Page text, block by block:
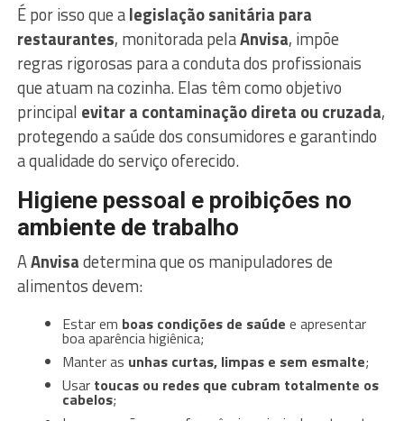
É por isso que alegislação sanitária para
restaurantes, monitorada pelaAnvisa, impõe
regras rigorosas para a conduta dos profissionais
que atuam na cozinha. Elas têm como objetivo
principal evitar a contaminação direta ou cruzada,
protegendo a saúde dos consumidores e garantindo
a qualidade do serviço oferecido.
Higiene pessoal e proibições no
ambiente de trabalho
AAnvisadetermina que os manipuladores de
alimentos devem:
Estar em boas condições de saúde e apresentar
boa aparência higiênica;
Manter as unhas curtas, limpas e sem esmalte;
Usar toucas ou redes que cubram totalmente os
cabelos;